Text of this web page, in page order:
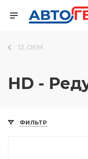
12. OEM
HD -
ФИЛЬТР